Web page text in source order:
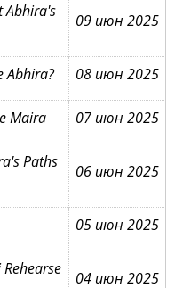
Abhira's
09 июн 2025
Abhira? 08 июн 2025
Maira 07 июн 2025
Paths
06 июн 2025
05 июн 2025
04 июн 2025